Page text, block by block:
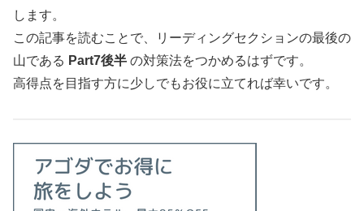
します。
この記事を読むことで、リーディングセクションの最後の
山である Part7後半 の対策法をつかめるはずです。
高得点を目指す方に少しでもお役に立てれば幸いです。